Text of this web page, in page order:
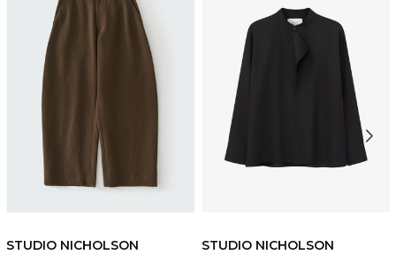
STUDIO NICHOLSON
STUDIO NICHOLSON